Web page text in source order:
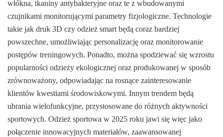
włókna, tkaniny antybakteryjne oraz te z wbudowanymi
czujnikami monitorującymi parametry fizjologiczne. Technologie
takie jak druk 3D czy odzież smart będą coraz bardziej
powszechne, umożliwiając personalizację oraz monitorowanie
postępów treningowych. Ponadto, można spodziewać się wzrostu
popularności odzieży ekologicznej oraz produkowanej w sposób
zrównoważony, odpowiadając na rosnące zainteresowanie
klientów kwestiami środowiskowymi. Innym trendem będą
ubrania wielofunkcyjne, przystosowane do różnych aktywności
sportowych. Odzież sportowa w 2025 roku jawi się więc jako
połączenie innowacyjnych materiałów, zaawansowanej